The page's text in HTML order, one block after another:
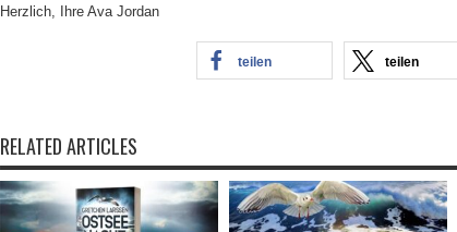
Herzlich, Ihre Ava Jordan
teilen teilen
RELATED ARTICLES